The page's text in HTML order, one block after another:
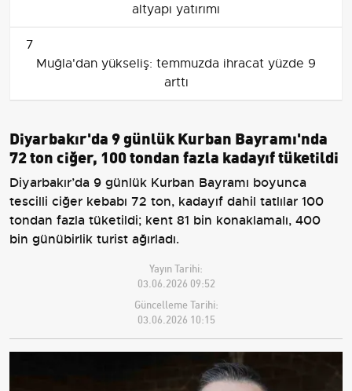
altyapı yatırımı
7
Muğla'dan yükseliş: temmuzda ihracat yüzde 9
arttı
Diyarbakır'da 9 günlük Kurban Bayramı'nda
72 ton ciğer, 100 tondan fazla kadayıf tüketildi
Diyarbakır’da 9 günlük Kurban Bayramı boyunca
tescilli ciğer kebabı 72 ton, kadayıf dahil tatlılar 100
tondan fazla tüketildi; kent 81 bin konaklamalı, 400
bin günübirlik turist ağırladı.
Yayın Tarihi:
03.06.2026 09:52
Güncelleme Tarihi:
03.06.2026 10:15